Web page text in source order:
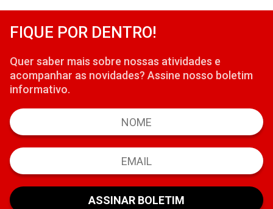
FIQUE POR DENTRO!
Quer saber mais sobre nossas atividades e
acompanhar as novidades? Assine nosso boletim
informativo.